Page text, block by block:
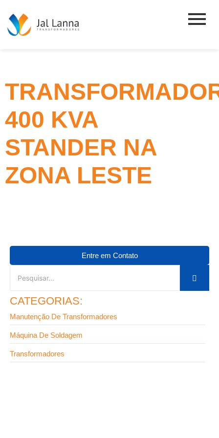
400 KVA
STANDER NA
ZONA LESTE
Entre em Contato
CATEGORIAS:
Manutenção De Transformadores
Máquina De Soldagem
Transformadores